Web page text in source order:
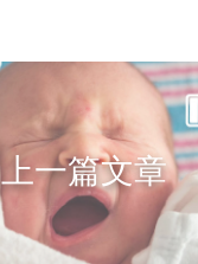
上一篇文章